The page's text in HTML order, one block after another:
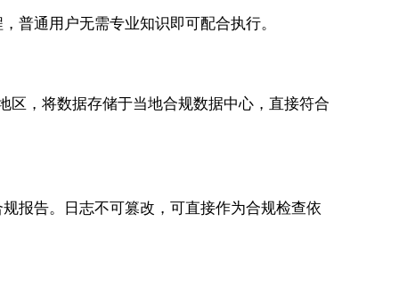
普通用户无需专业知识即可配合执行。
区，将数据存储于当地合规数据中心，直接符合
报告。日志不可篡改，可直接作为合规检查依